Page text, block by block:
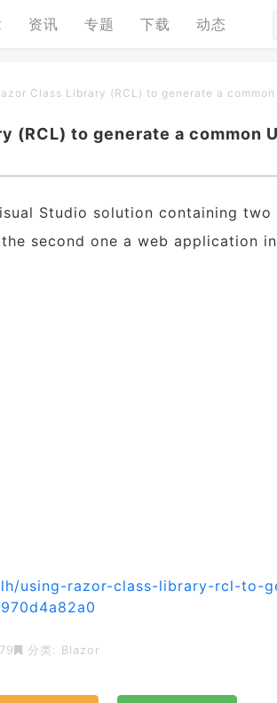
资讯 专题 下载 动态
Class Library (RCL) to generate a
(RCL) to generate a common
Studio solution containing
second one a web application
using-razor-class-library-rcl-to-
分类: Blazor